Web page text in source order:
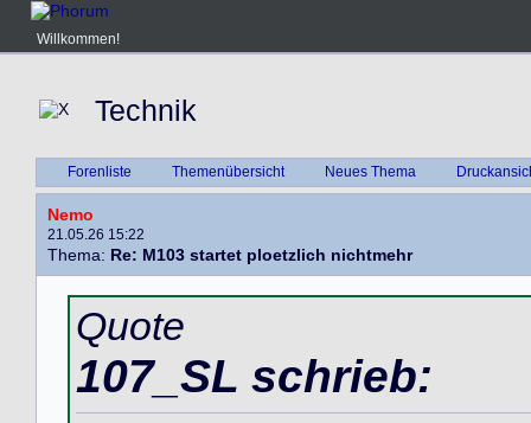
Willkommen!
Technik
Forenliste Themenübersicht Neues Thema
Nemo
21.05.26 15:22
Thema: Re: M103 startet ploetzlich nichtmehr
Quote
107_SL schrieb: